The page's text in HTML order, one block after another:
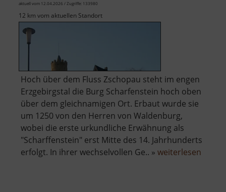
aktuell vom 12.04.2026 / Zugriffe: 133980
12 km vom aktuellen Standort
Hoch über dem Fluss Zschopau steht im engen
Erzgebirgstal die Burg Scharfenstein hoch oben
über dem gleichnamigen Ort. Erbaut wurde sie
um 1250 von den Herren von Waldenburg,
wobei die erste urkundliche Erwähnung als
"Scharffenstein" erst Mitte des 14. Jahrhunderts
erfolgt. In ihrer wechselvollen Ge.. » weiterlesen